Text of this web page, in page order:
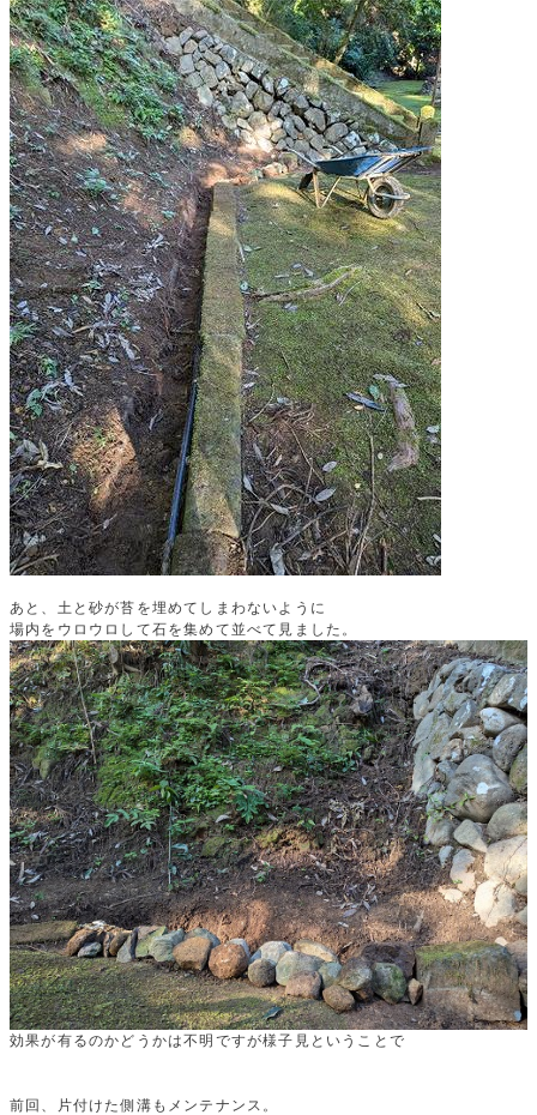
あと、土と砂が苔を埋めてしまわないように
場内をウロウロして石を集めて並べて見ました。
効果が有るのかどうかは不明ですが様子見ということで
前回、片付けた側溝もメンテナンス。